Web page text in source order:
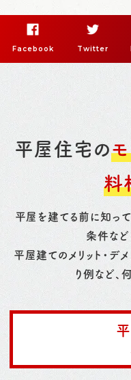
Facebook Twitter
平屋住宅の
料
平屋を建てる前に知っ
条件など
平屋建てのメリット・デ
り例など、